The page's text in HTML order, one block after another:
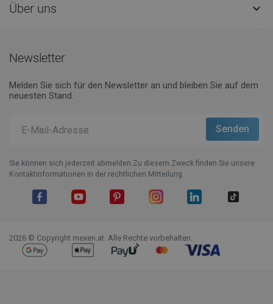
Über uns 
Newsletter
Melden Sie sich für den Newsletter an und bleiben Sie auf dem
neuesten Stand.
Sie können sich jederzeit abmelden.Zu diesem Zweck finden Sie unsere
Kontaktinformationen in der rechtlichen Mitteilung.
2026 © Copyright mexen.at. Alle Rechte vorbehalten.